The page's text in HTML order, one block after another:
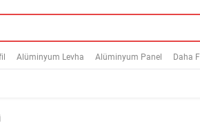
Alüminyum Levha Alüminyum Panel Daha